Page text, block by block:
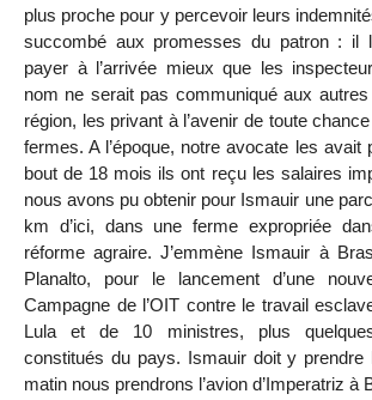
plus proche pour y percevoir leurs
succombé aux promesses du patron : il
payer à l’arrivée mieux que les
nom ne serait pas communiqué aux
région, les privant à l’avenir de toute
fermes. A l’époque, notre avocate les avait
bout de 18 mois ils ont reçu les salaires
nous avons pu obtenir pour Ismauir une
km d’ici, dans une ferme expropriée
réforme agraire. J’emmène Ismauir à
Planalto, pour le lancement d’une
Campagne de l’OIT contre le travail
Lula et de 10 ministres, plus
constitués du pays. Ismauir doit y prendre
matin nous prendrons l’avion d’Imperatriz à